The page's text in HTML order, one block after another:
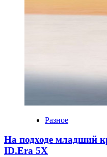
Разное
На подходе младший
ID.Era 5X